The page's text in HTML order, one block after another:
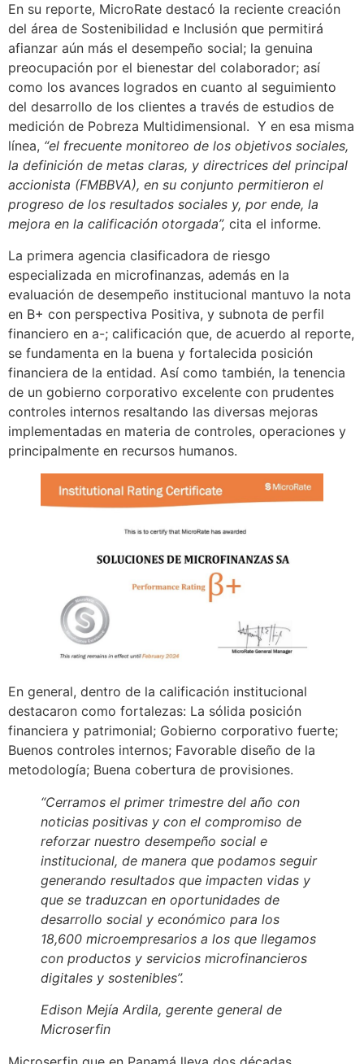
En su reporte, MicroRate destacó la reciente creación
del área de Sostenibilidad e Inclusión que permitirá
afianzar aún más el desempeño social; la genuina
preocupación por el bienestar del colaborador; así
como los avances logrados en cuanto al seguimiento
del desarrollo de los clientes a través de estudios de
medición de Pobreza Multidimensional. Y en esa misma
línea, “el frecuente monitoreo de los objetivos sociales,
la definición de metas claras, y directrices del principal
accionista (FMBBVA), en su conjunto permitieron el
progreso de los resultados sociales y, por ende, la
mejora en la calificación otorgada”, cita el informe.
La primera agencia clasificadora de riesgo
especializada en microfinanzas, además en la
evaluación de desempeño institucional mantuvo la nota
en B+ con perspectiva Positiva, y subnota de perfil
financiero en a-; calificación que, de acuerdo al reporte,
se fundamenta en la buena y fortalecida posición
financiera de la entidad. Así como también, la tenencia
de un gobierno corporativo excelente con prudentes
controles internos resaltando las diversas mejoras
implementadas en materia de controles, operaciones y
principalmente en recursos humanos.
En general, dentro de la calificación institucional
destacaron como fortalezas: La sólida posición
financiera y patrimonial; Gobierno corporativo fuerte;
Buenos controles internos; Favorable diseño de la
metodología; Buena cobertura de provisiones.
“Cerramos el primer trimestre del año con
noticias positivas y con el compromiso de
reforzar nuestro desempeño social e
institucional, de manera que podamos seguir
generando resultados que impacten vidas y
que se traduzcan en oportunidades de
desarrollo social y económico para los
18,600 microempresarios a los que llegamos
con productos y servicios microfinancieros
digitales y sostenibles”.
Edison Mejía Ardila, gerente general de
Microserfin